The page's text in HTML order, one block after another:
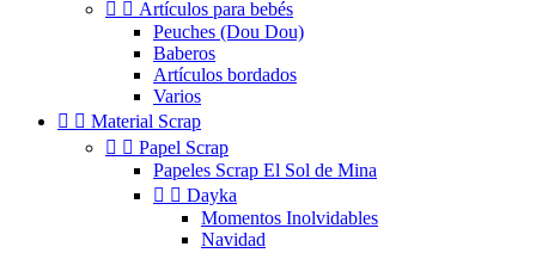
  Artículos para bebés
Peuches (Dou Dou)
Baberos
Artículos bordados
Varios
  Material Scrap
  Papel Scrap
Papeles Scrap El Sol de Mina
  Dayka
Momentos Inolvidables
Navidad